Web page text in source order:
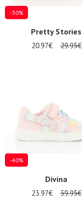
-30%
Pretty Stories
20.97€ 29.95€
-40%
Divina
23.97€ 39.95€